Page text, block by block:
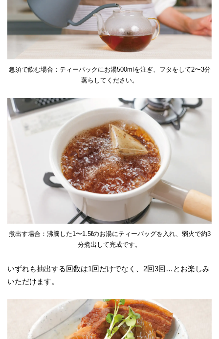
急須で飲む場合：ティーパックにお湯500mlを注ぎ、フタをして2〜3分
蒸らしてください。
煮出す場合：沸騰した1〜1.5ℓのお湯にティーバッグを入れ、弱火で約3
分煮出して完成です。
いずれも抽出する回数は1回だけでなく、2回3回…とお楽しみ
いただけます。